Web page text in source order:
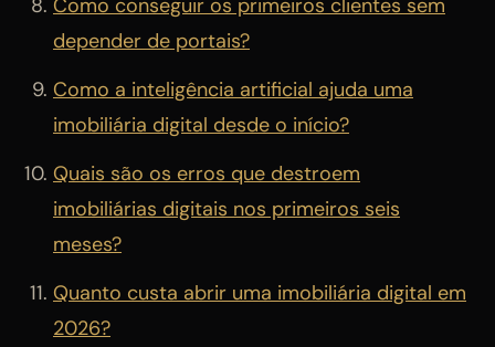
Como conseguir os primeiros clientes sem
depender de portais?
Como a inteligência artificial ajuda uma
imobiliária digital desde o início?
Quais são os erros que destroem
imobiliárias digitais nos primeiros seis
meses?
Quanto custa abrir uma imobiliária digital em
2026?